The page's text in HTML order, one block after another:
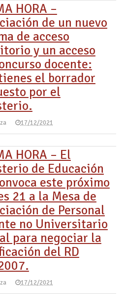
HORA –
de un nuevo
de acceso
y un acceso
docente:
el borrador
por el
17/12/2021
HORA – El
de Educación
este próximo
21 a la Mesa de
de Personal
no Universitario
para negociar la
del RD
17/12/2021